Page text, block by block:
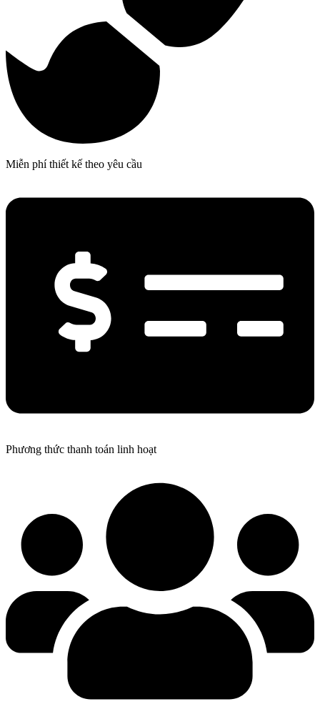
Miễn phí thiết kế theo yêu cầu
Phương thức thanh toán linh hoạt